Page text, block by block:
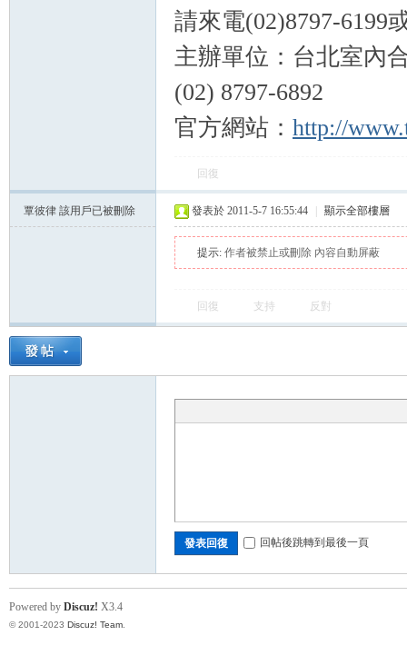
請來電(02)8797-6199
主辦單位：台北室內
(02) 8797-6892
官方網站： http://
回復
覃彼律 該用戶已被刪除 發表於 2011-5-7 16:55:44 顯示全部樓層
提示: 作者被禁止或刪除 內容自動屏蔽
回復 支持 反對
發表回復 回帖後跳轉到最後一頁
Powered by Discuz! X3.4
© 2001-2023 Discuz! Team